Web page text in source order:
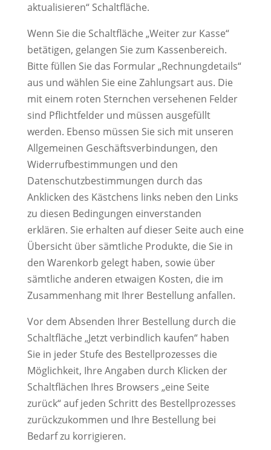
aktualisieren“ Schaltfläche.
Wenn Sie die Schaltfläche „Weiter zur Kasse“
betätigen, gelangen Sie zum Kassenbereich.
Bitte füllen Sie das Formular „Rechnungdetails“
aus und wählen Sie eine Zahlungsart aus. Die
mit einem roten Sternchen versehenen Felder
sind Pflichtfelder und müssen ausgefüllt
werden. Ebenso müssen Sie sich mit unseren
Allgemeinen Geschäftsverbindungen, den
Widerrufbestimmungen und den
Datenschutzbestimmungen durch das
Anklicken des Kästchens links neben den Links
zu diesen Bedingungen einverstanden
erklären. Sie erhalten auf dieser Seite auch eine
Übersicht über sämtliche Produkte, die Sie in
den Warenkorb gelegt haben, sowie über
sämtliche anderen etwaigen Kosten, die im
Zusammenhang mit Ihrer Bestellung anfallen.
Vor dem Absenden Ihrer Bestellung durch die
Schaltfläche „Jetzt verbindlich kaufen“ haben
Sie in jeder Stufe des Bestellprozesses die
Möglichkeit, Ihre Angaben durch Klicken der
Schaltflächen Ihres Browsers „eine Seite
zurück“ auf jeden Schritt des Bestellprozesses
zurückzukommen und Ihre Bestellung bei
Bedarf zu korrigieren.